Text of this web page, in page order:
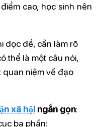
cao, học sinh nên
đọc đề, cần làm rõ
thể là một câu nói,
quan niệm về đạo
xã hội ngắn gọn:
ba phần: